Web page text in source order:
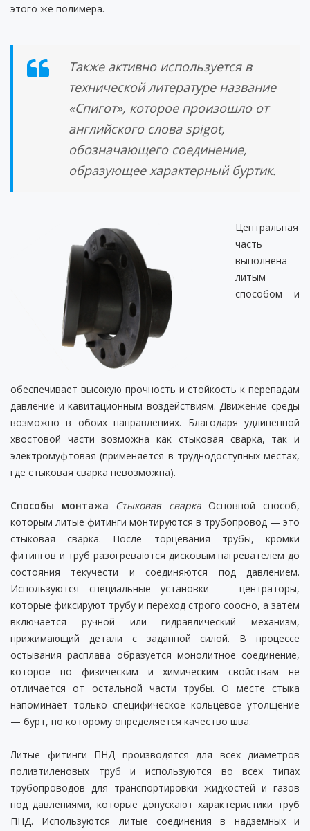
этого же полимера.
Также активно используется в
технической литературе название
«Спигот», которое произошло от
английского слова spigot,
обозначающего соединение,
образующее характерный буртик.
Центральная
часть
выполнена
литым
способом и
обеспечивает высокую прочность и стойкость к перепадам
давление и кавитационным воздействиям. Движение среды
возможно в обоих направлениях. Благодаря удлиненной
хвостовой части возможна как стыковая сварка, так и
электромуфтовая (применяется в труднодоступных местах,
где стыковая сварка невозможна).
Способы монтажа Стыковая сваркаОсновной способ,
которым литые фитинги монтируются в трубопровод — это
стыковая сварка. После торцевания трубы, кромки
фитингов и труб разогреваются дисковым нагревателем до
состояния текучести и соединяются под давлением.
Используются специальные установки — центраторы,
которые фиксируют трубу и переход строго соосно, а затем
включается ручной или гидравлический механизм,
прижимающий детали с заданной силой. В процессе
остывания расплава образуется монолитное соединение,
которое по физическим и химическим свойствам не
отличается от остальной части трубы. О месте стыка
напоминает только специфическое кольцевое утолщение
— бурт, по которому определяется качество шва.
Литые фитинги ПНД производятся для всех диаметров
полиэтиленовых труб и используются во всех типах
трубопроводов для транспортировки жидкостей и газов
под давлениями, которые допускают характеристики труб
ПНД. Используются литые соединения в надземных и